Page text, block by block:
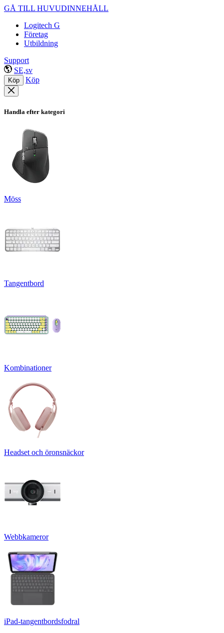
GÅ TILL HUVUDINNEHÅLL
Logitech G
Företag
Utbildning
Support
SE,sv
Köp Köp
Handla efter kategori
Möss
Tangentbord
Kombinationer
Headset och öronsnäckor
Webbkameror
iPad-tangentbordsfodral